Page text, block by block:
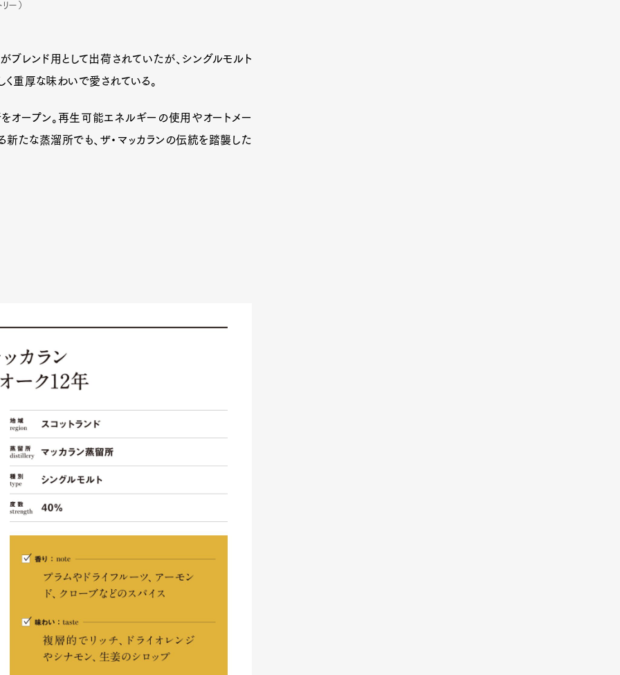
ー）
ブレンド用として出荷されていたが、シングルモルト
く重厚な味わいで愛されている。
ープン。再生可能エネルギーの使用やオートメー
新たな蒸溜所でも、ザ・マッカランの伝統を踏襲した